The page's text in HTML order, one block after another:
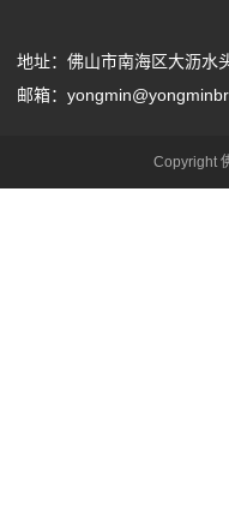
地址：佛山市南海区大沥水
邮箱：
Copyright